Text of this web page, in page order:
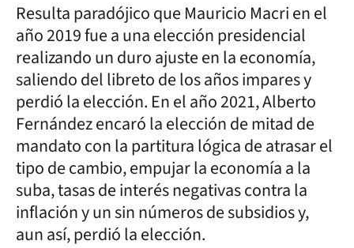
Resulta paradójico que Mauricio Macri en el
año 2019 fue a una elección presidencial
realizando un duro ajuste en la economía,
saliendo del libreto de los años impares y
perdió la elección. En el año 2021, Alberto
Fernández encaró la elección de mitad de
mandato con la partitura lógica de atrasar el
tipo de cambio, empujar la economía a la
suba, tasas de interés negativas contra la
inflación y un sin números de subsidios y,
aun así, perdió la elección.